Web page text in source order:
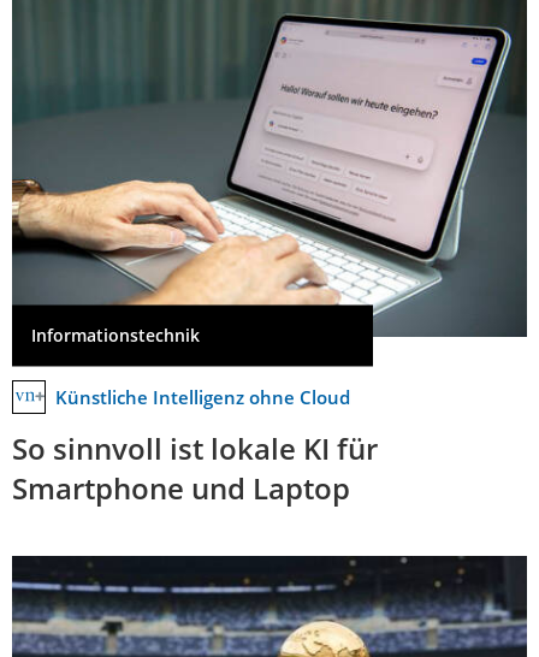
Informationstechnik
Künstliche Intelligenz ohne Cloud
So sinnvoll ist lokale KI für
Smartphone und Laptop